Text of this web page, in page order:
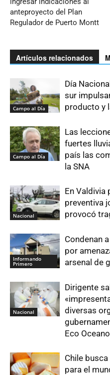
anteproyecto del Plan
Regulador de Puerto Montt
Artículos relacionados
Campo al Día
Día
sur
producto y
Campo al Día
Las
fuertes
país las
la SNA
Nacional
En Valdivia
preventiva
provocó
Informando
Primero
Condenan
por
arsenal de
Nacional
Dirigente
diversas
Eco
Chile
para el